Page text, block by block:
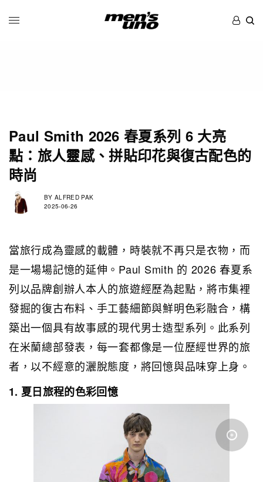
Paul Smith 2026 春夏系列 6 大亮
點：旅人靈感、拼貼印花與復古配色的
時尚
BY ALFRED PAK
2025-06-26
當旅行成為靈感的載體，時裝就不再只是衣物，而
是一場場記憶的延伸。Paul Smith 的 2026 春夏系
列以品牌創辦人本人的旅遊經歷為起點，將市集裡
發掘的復古布料、手工藝細節與鮮明色彩融合，構
築出一個具有故事感的現代男士造型系列。此系列
在米蘭總部發表，每一套都像是一位歷經世界的旅
者，以不經意的灑脫態度，將回憶與品味穿上身。
1. 夏日旅程的色彩回憶